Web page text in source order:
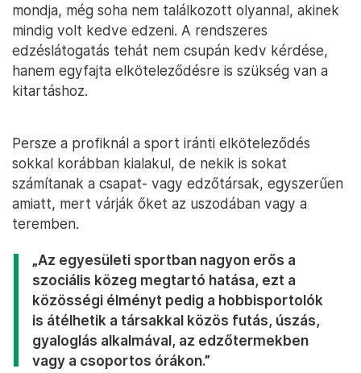
mondja, még soha nem találkozott olyannal, akinek
mindig volt kedve edzeni. A rendszeres
edzéslátogatás tehát nem csupán kedv kérdése,
hanem egyfajta elköteleződésre is szükség van a
kitartáshoz.
Persze a profiknál a sport iránti elköteleződés
sokkal korábban kialakul, de nekik is sokat
számítanak a csapat- vagy edzőtársak, egyszerűen
amiatt, mert várják őket az uszodában vagy a
teremben.
„Az egyesületi sportban nagyon erős a
szociális közeg megtartó hatása, ezt a
közösségi élményt pedig a hobbisportolók
is átélhetik a társakkal közös futás, úszás,
gyaloglás alkalmával, az edzőtermekben
vagy a csoportos órákon.”